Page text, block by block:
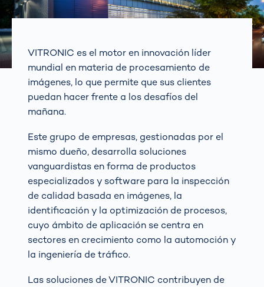
VITRONIC es el motor en innovación líder
mundial en materia de procesamiento de
imágenes, lo que permite que sus clientes
puedan hacer frente a los desafíos del
mañana.
Este grupo de empresas, gestionadas por el
mismo dueño, desarrolla soluciones
vanguardistas en forma de productos
especializados y software para la inspección
de calidad basada en imágenes, la
identificación y la optimización de procesos,
cuyo ámbito de aplicación se centra en
sectores en crecimiento como la automoción y
la ingeniería de tráfico.
Las soluciones de VITRONIC contribuyen de